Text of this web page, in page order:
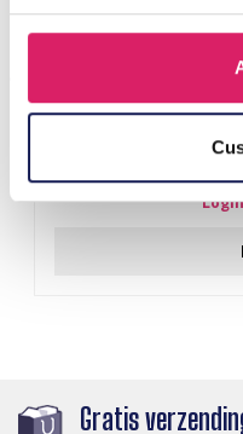
A-F23.2 B2574-
Gratis